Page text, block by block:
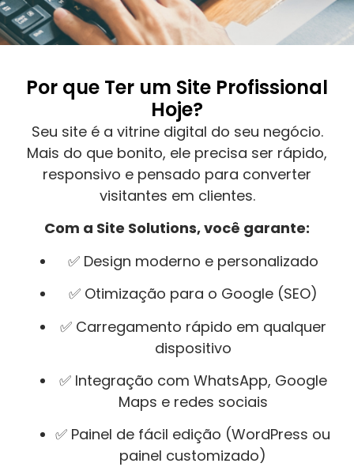
Por que Ter um Site Profissional
Hoje?
Seu site é a vitrine digital do seu negócio.
Mais do que bonito, ele precisa ser rápido,
responsivo e pensado para converter
visitantes em clientes.
Com a Site Solutions, você garante:
✅ Design moderno e personalizado
✅ Otimização para o Google (SEO)
✅ Carregamento rápido em qualquer
dispositivo
✅ Integração com WhatsApp, Google
Maps e redes sociais
✅ Painel de fácil edição (WordPress ou
painel customizado)